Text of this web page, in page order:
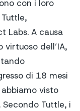
con i loro
Labs. A causa
dell’IA,
di 18 mesi
visto
Tuttle, i